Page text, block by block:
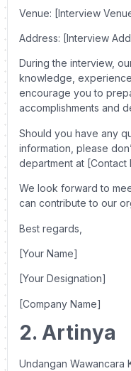
Venue: [Interview
Address: [Interview
During the interview,
knowledge,
encourage you to
accomplishments and
Should you have any
information, please
department at [Contact
We look forward to
can contribute to our
Best regards,
[Your Name]
[Your Designation]
[Company Name]
2. Artinya
Undangan Wawancara